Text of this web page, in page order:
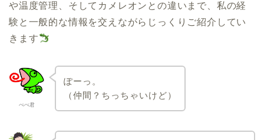
や温度管理、そしてカメレオンとの違いまで、私の経
験と一般的な情報を交えながらじっくりご紹介してい
きます
ぺぺ君
ぽーっ。
（仲間？ちっちゃいけど）